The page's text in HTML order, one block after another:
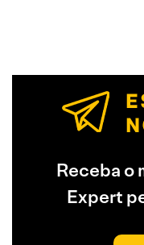
Receba o
Expert